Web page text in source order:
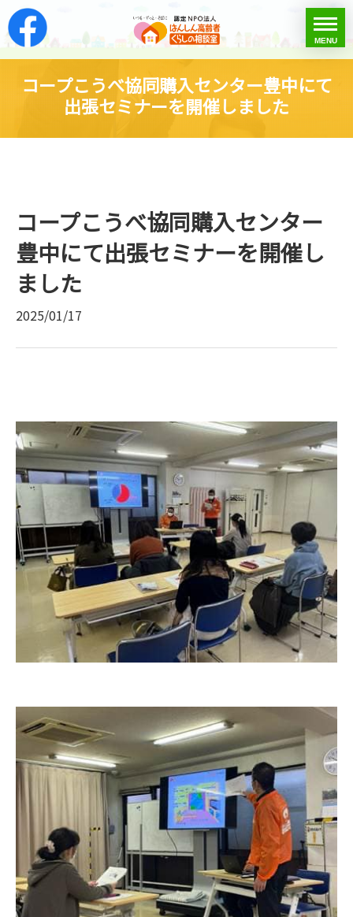
はんしん高齢者くら
toggle
menu
MENU
コープこうべ協同購入センター豊中にて
出張セミナーを開催しました
コープこうべ協同購入センター
豊中にて出張セミナーを開催し
ました
2025/01/17